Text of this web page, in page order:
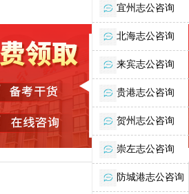
宜州志公咨询
北海志公咨询
来宾志公咨询
贵港志公咨询
贺州志公咨询
崇左志公咨询
防城港志公咨询